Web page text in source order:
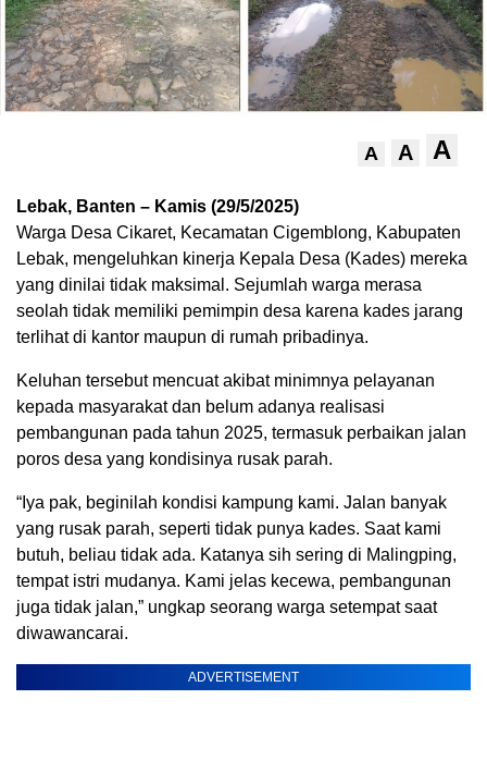
A A A
Lebak, Banten – Kamis (29/5/2025)
Warga Desa Cikaret, Kecamatan Cigemblong, Kabupaten
Lebak, mengeluhkan kinerja Kepala Desa (Kades) mereka
yang dinilai tidak maksimal. Sejumlah warga merasa
seolah tidak memiliki pemimpin desa karena kades jarang
terlihat di kantor maupun di rumah pribadinya.
Keluhan tersebut mencuat akibat minimnya pelayanan
kepada masyarakat dan belum adanya realisasi
pembangunan pada tahun 2025, termasuk perbaikan jalan
poros desa yang kondisinya rusak parah.
“Iya pak, beginilah kondisi kampung kami. Jalan banyak
yang rusak parah, seperti tidak punya kades. Saat kami
butuh, beliau tidak ada. Katanya sih sering di Malingping,
tempat istri mudanya. Kami jelas kecewa, pembangunan
juga tidak jalan,” ungkap seorang warga setempat saat
diwawancarai.
ADVERTISEMENT